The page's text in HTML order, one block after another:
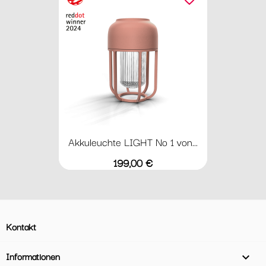
Akkuleuchte LIGHT No 1 von...
Preis
199,00 €
Kontakt
Informationen 